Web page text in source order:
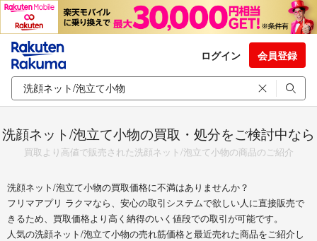
ログイン 会員登録
洗顔ネット/泡立て小物の買取・処分をご検討中なら
買取より高値で販売された洗顔ネット/泡立て小物の商品のご紹介
洗顔ネット/泡立て小物の買取価格に不満はありませんか？
フリマアプリ ラクマなら、安心の取引システムで欲しい人に直接販売で
きるため、買取価格より高く納得のいく値段での取引が可能です。
人気の洗顔ネット/泡立て小物の売れ筋価格と最近売れた商品をご紹介し